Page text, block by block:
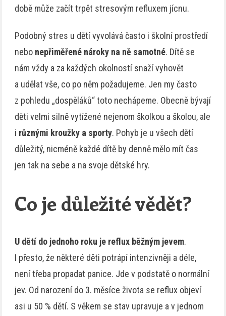
době může začít trpět stresovým refluxem jícnu.
Podobný stres u dětí vyvolává často i školní prostředí
nebo nepřiměřené nároky na ně samotné. Dítě se
nám vždy a za každých okolností snaží vyhovět
a udělat vše, co po něm požadujeme. Jen my často
z pohledu „dospěláků“ toto nechápeme. Obecně bývají
děti velmi silně vytížené nejenom školkou a školou, ale
i různými kroužky a sporty. Pohyb je u všech dětí
důležitý, nicméně každé dítě by denně mělo mít čas
jen tak na sebe a na svoje dětské hry.
Co je důležité vědět?
U dětí do jednoho roku je reflux běžným jevem.
I přesto, že některé děti potrápí intenzivněji a déle,
není třeba propadat panice. Jde v podstatě o normální
jev. Od narození do 3. měsíce života se reflux objeví
asi u 50 % dětí. S věkem se stav upravuje a v jednom